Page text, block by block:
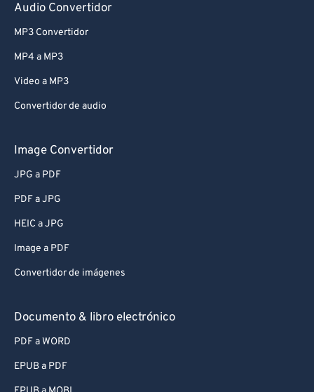
Audio Convertidor
MP3 Convertidor
MP4 a MP3
Video a MP3
Convertidor de audio
Image Convertidor
JPG a PDF
PDF a JPG
HEIC a JPG
Image a PDF
Convertidor de imágenes
Documento & libro electrónico
PDF a WORD
EPUB a PDF